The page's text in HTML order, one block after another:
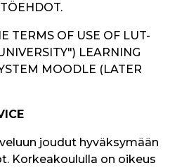
TERMS OF USE OF LUT-
LEARNING
MOODLE (LATER
joudut hyväksymään
Korkeakoululla on oikeus